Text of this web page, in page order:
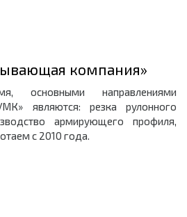
компания»
основными направлениями
являются: резка рулонного
армирующего профиля,
с 2010 года.